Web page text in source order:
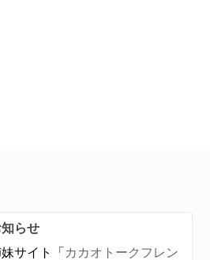
らせ
サイト「 カカオトークフレン